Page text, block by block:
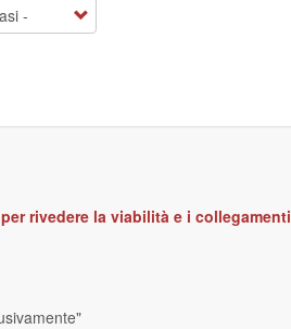
rivedere la viabilità e i collegamenti